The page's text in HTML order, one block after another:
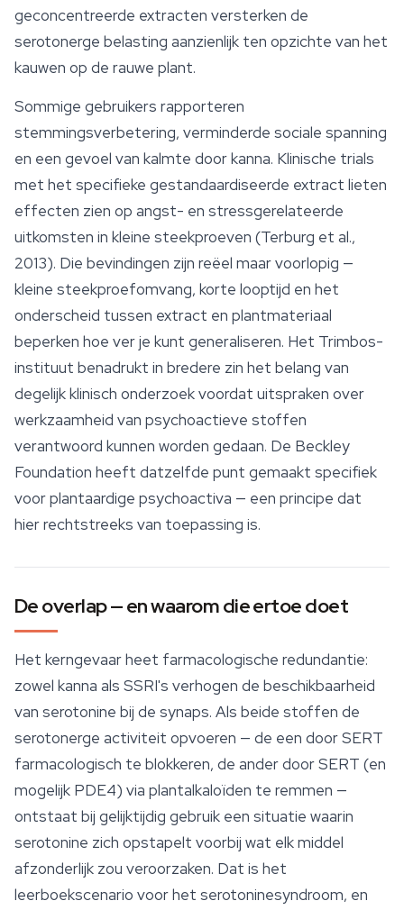
geconcentreerde extracten versterken de
serotonerge belasting aanzienlijk ten opzichte van het
kauwen op de rauwe plant.
Sommige gebruikers rapporteren
stemmingsverbetering, verminderde sociale spanning
en een gevoel van kalmte door kanna. Klinische trials
met het specifieke gestandaardiseerde extract lieten
effecten zien op angst- en stressgerelateerde
uitkomsten in kleine steekproeven (Terburg et al.,
2013). Die bevindingen zijn reëel maar voorlopig —
kleine steekproefomvang, korte looptijd en het
onderscheid tussen extract en plantmateriaal
beperken hoe ver je kunt generaliseren. Het Trimbos-
instituut benadrukt in bredere zin het belang van
degelijk klinisch onderzoek voordat uitspraken over
werkzaamheid van psychoactieve stoffen
verantwoord kunnen worden gedaan. De Beckley
Foundation heeft datzelfde punt gemaakt specifiek
voor plantaardige psychoactiva — een principe dat
hier rechtstreeks van toepassing is.
De overlap — en waarom die ertoe doet
Het kerngevaar heet farmacologische redundantie:
zowel kanna als SSRI's verhogen de beschikbaarheid
van serotonine bij de synaps. Als beide stoffen de
serotonerge activiteit opvoeren — de een door SERT
farmacologisch te blokkeren, de ander door SERT (en
mogelijk PDE4) via plantalkaloïden te remmen —
ontstaat bij gelijktijdig gebruik een situatie waarin
serotonine zich opstapelt voorbij wat elk middel
afzonderlijk zou veroorzaken. Dat is het
leerboekscenario voor het serotoninesyndroom, en